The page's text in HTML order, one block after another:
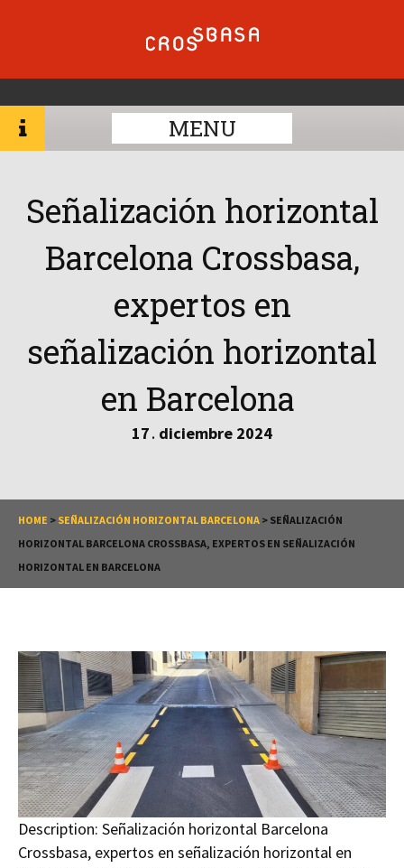
MENU
Señalización horizontal
Barcelona Crossbasa,
expertos en
señalización horizontal
en Barcelona
17 . diciembre 2024
HOME > SEÑALIZACIÓN HORIZONTAL BARCELONA > SEÑALIZACIÓN
HORIZONTAL BARCELONA CROSSBASA, EXPERTOS EN SEÑALIZACIÓN
HORIZONTAL EN BARCELONA
Description: Señalización horizontal Barcelona
Crossbasa, expertos en señalización horizontal en